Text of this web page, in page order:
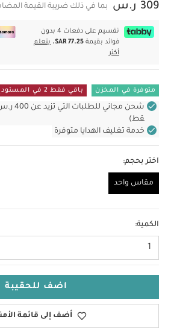
309 ر.س بما في ذلك ضريبة القيمة
تقسيم على دفعات 4 بدون
فوائد بقيمة SAR 77.25.
يتعلم
أكثر
متوفرة في المخزن باقي فقط 2 في المستودع
شحن
قط)
خدمة تغليف الهدايا متوفرة
اختر بحجم:
مقاس واحد
الكمية:
1
اضف للحقيبة
أضف إلى قائمة